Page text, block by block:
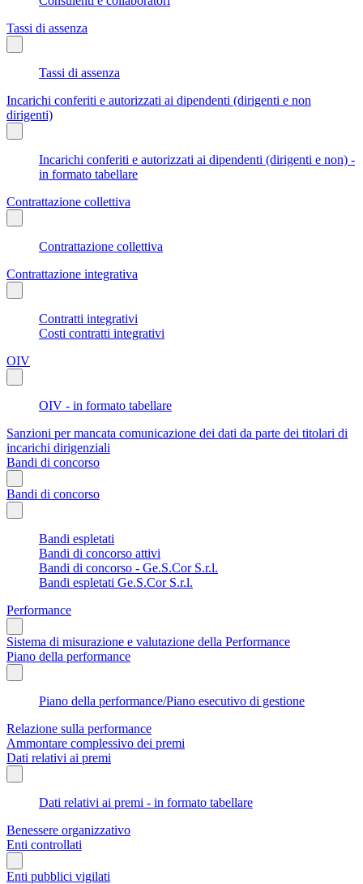
Tassi di assenza
Tassi di assenza
Incarichi conferiti e autorizzati ai dipendenti (dirigenti e non
dirigenti)
Incarichi conferiti e autorizzati ai dipendenti (dirigenti e non) -
in formato tabellare
Contrattazione collettiva
Contrattazione collettiva
Contrattazione integrativa
Contratti integrativi
Costi contratti integrativi
OIV
OIV - in formato tabellare
Sanzioni per mancata comunicazione dei dati da parte dei titolari di
incarichi dirigenziali
Bandi di concorso
Bandi di concorso
Bandi espletati
Bandi di concorso attivi
Bandi di concorso - Ge.S.Cor S.r.l.
Bandi espletati Ge.S.Cor S.r.l.
Performance
Sistema di misurazione e valutazione della Performance
Piano della performance
Piano della performance/Piano esecutivo di gestione
Relazione sulla performance
Ammontare complessivo dei premi
Dati relativi ai premi
Dati relativi ai premi - in formato tabellare
Benessere organizzativo
Enti controllati
Enti pubblici vigilati